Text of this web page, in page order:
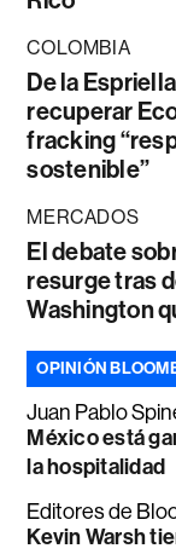
COLOMBIA
De la
recuperar
fracking
sostenible”
MERCADOS
El debate
resurge tras
Washington
OPINIÓN
Juan Pablo
México está
la hospitalidad
Editores de
Kevin Warsh